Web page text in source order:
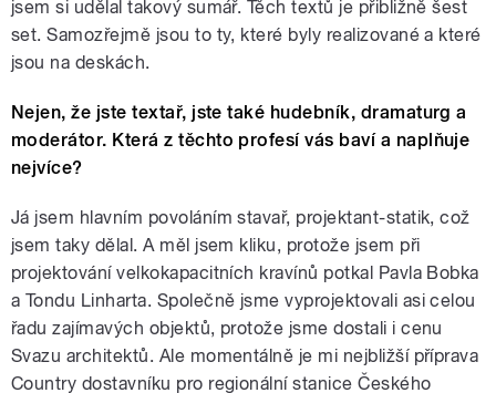
jsem si udělal takový sumář. Těch textů je přibližně šest
set. Samozřejmě jsou to ty, které byly realizované a které
jsou na deskách.
Nejen, že jste textař, jste také hudebník, dramaturg a
moderátor. Která z těchto profesí vás baví a naplňuje
nejvíce?
Já jsem hlavním povoláním stavař, projektant-statik, což
jsem taky dělal. A měl jsem kliku, protože jsem při
projektování velkokapacitních kravínů potkal Pavla Bobka
a Tondu Linharta. Společně jsme vyprojektovali asi celou
řadu zajímavých objektů, protože jsme dostali i cenu
Svazu architektů. Ale momentálně je mi nejbližší příprava
Country dostavníku pro regionální stanice Českého